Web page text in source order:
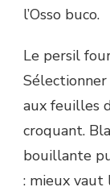
l’Osso buco.
Le persil
aux feuilles
croquant.
bouillante
: mieux vaut